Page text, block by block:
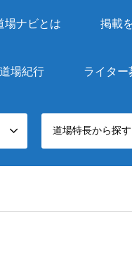
場ナビとは 掲載
場紀行 ライター
道場特長から探す